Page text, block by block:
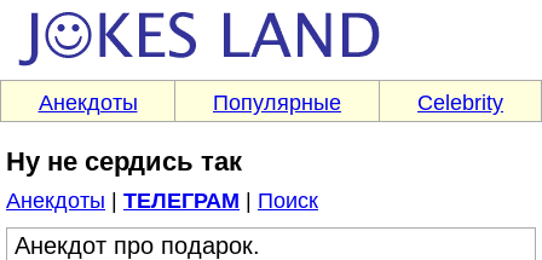
Анекдоты Популярные Celebrity
Ну не сердись так
Анекдоты ТЕЛЕГРАМ Поиск
Анекдот про подарок.